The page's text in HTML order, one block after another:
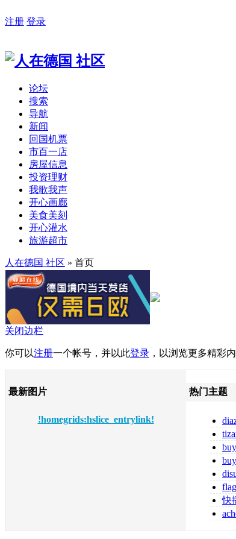
注册 登录
论坛
搜索
导航
新闻
回国机票
市百一店
房屋信息
投资理财
我歌我声
开心画廊
美食美刻
开心灌水
旅游超市
人在德国 社区 » 首页
关闭边栏
你可以注册一个帐号，并以此登录 ，以浏览更多精彩
最新图片
!homegrids:hslice_entrylink!
热门主题
快